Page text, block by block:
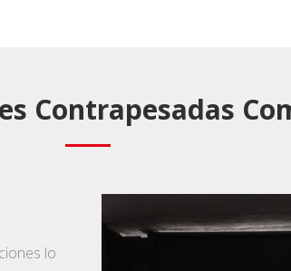
Contrapesadas
lo